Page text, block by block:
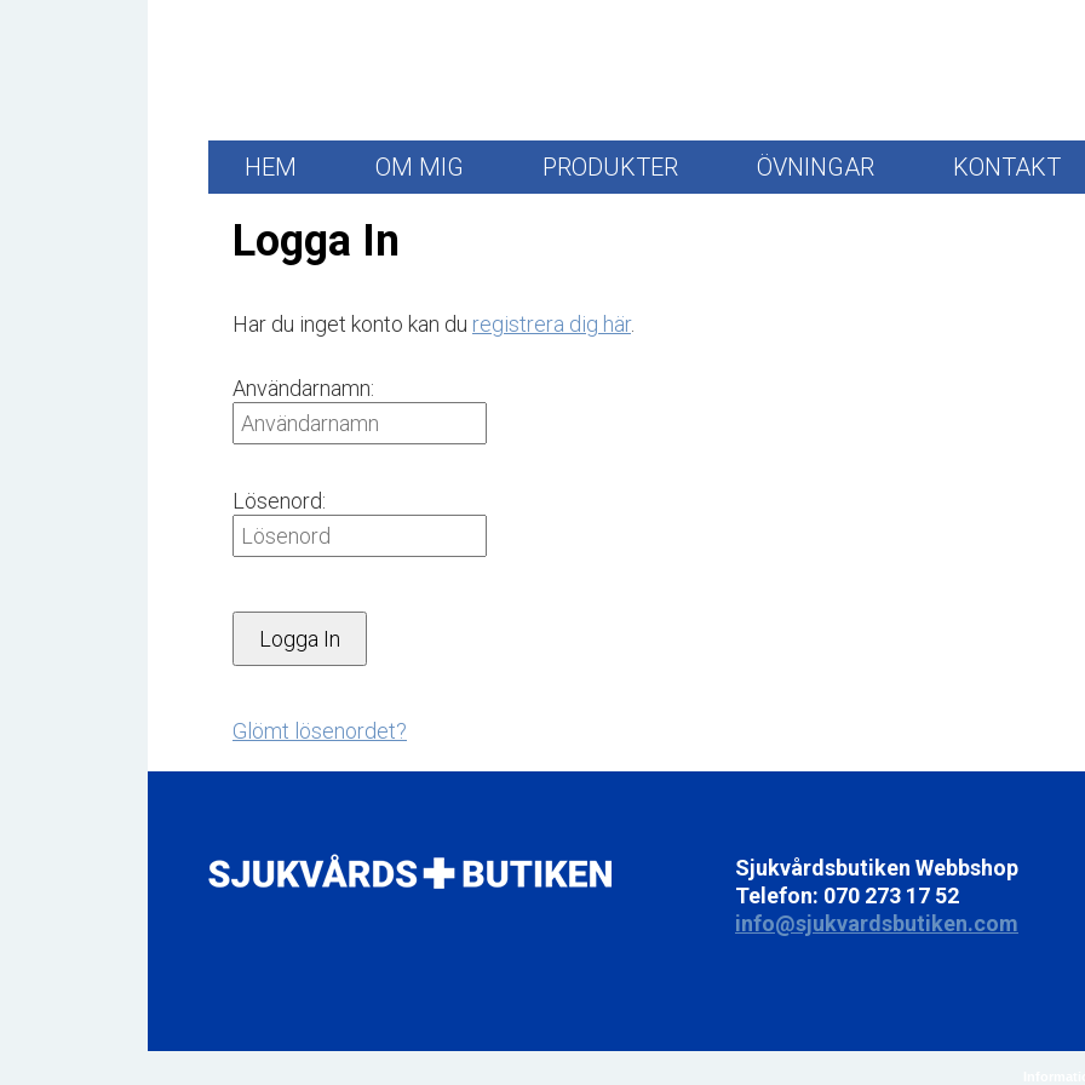
HEM OM MIG PRODUKTER ÖVNINGAR KONTAKT
Logga In
Har du inget konto kan du registrera dig här.
Användarnamn:
Lösenord:
Glömt lösenordet?
Sjukvårdsbutiken Webbshop
Telefon: 070 273 17 52
info@sjukvardsbutiken.com